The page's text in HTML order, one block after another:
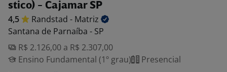
stico) - Cajamar SP
4,5 Randstad - Matriz
Santana de Parnaíba - SP
R$ 2.126,00 a R$ 2.307,00
Ensino Fundamental (1º grau)
Presencial